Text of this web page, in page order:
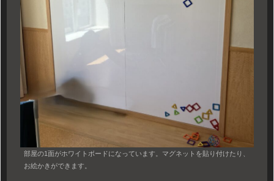
部屋の1面がホワイトボードになっています。マグネットを貼り付けたり、
お絵かきができます。